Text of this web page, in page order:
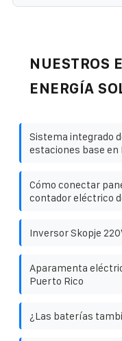
NUESTROS
ENERGÍA
Sistema integrado
estaciones base en
Cómo conectar
contador eléctrico
Inversor Skopje
Aparamenta
Puerto Rico
¿Las baterías